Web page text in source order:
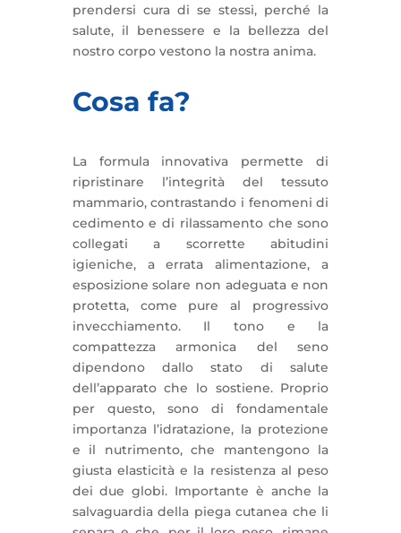
prendersi cura di se stessi, perché la
salute, il benessere e la bellezza del
nostro corpo vestono la nostra anima.
Cosa fa?
La formula innovativa permette di
ripristinare l’integrità del tessuto
mammario, contrastando i fenomeni di
cedimento e di rilassamento che sono
collegati a scorrette abitudini
igieniche, a errata alimentazione, a
esposizione solare non adeguata e non
protetta, come pure al progressivo
invecchiamento. Il tono e la
compattezza armonica del seno
dipendono dallo stato di salute
dell’apparato che lo sostiene. Proprio
per questo, sono di fondamentale
importanza l’idratazione, la protezione
e il nutrimento, che mantengono la
giusta elasticità e la resistenza al peso
dei due globi. Importante è anche la
salvaguardia della piega cutanea che li